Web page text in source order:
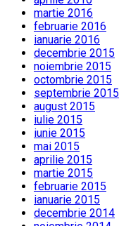
martie 2016
februarie 2016
ianuarie 2016
decembrie 2015
noiembrie 2015
octombrie 2015
septembrie 2015
august 2015
iulie 2015
iunie 2015
mai 2015
aprilie 2015
martie 2015
februarie 2015
ianuarie 2015
decembrie 2014